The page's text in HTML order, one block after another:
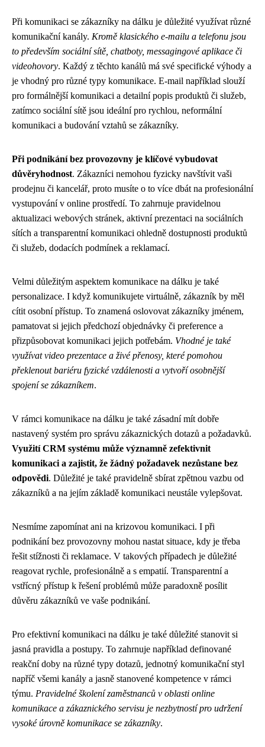
Při komunikaci se zákazníky na dálku je důležité využívat různé
komunikační kanály. Kromě klasického e-mailu a telefonu jsou
to především sociální sítě, chatboty, messagingové aplikace či
videohovory. Každý z těchto kanálů má své specifické výhody a
je vhodný pro různé typy komunikace. E-mail například slouží
pro formálnější komunikaci a detailní popis produktů či služeb,
zatímco sociální sítě jsou ideální pro rychlou, neformální
komunikaci a budování vztahů se zákazníky.
Při podnikání bez provozovny je klíčové vybudovat
důvěryhodnost. Zákazníci nemohou fyzicky navštívit vaši
prodejnu či kancelář, proto musíte o to více dbát na profesionální
vystupování v online prostředí. To zahrnuje pravidelnou
aktualizaci webových stránek, aktivní prezentaci na sociálních
sítích a transparentní komunikaci ohledně dostupnosti produktů
či služeb, dodacích podmínek a reklamací.
Velmi důležitým aspektem komunikace na dálku je také
personalizace. I když komunikujete virtuálně, zákazník by měl
cítit osobní přístup. To znamená oslovovat zákazníky jménem,
pamatovat si jejich předchozí objednávky či preference a
přizpůsobovat komunikaci jejich potřebám. Vhodné je také
využívat video prezentace a živé přenosy, které pomohou
překlenout bariéru fyzické vzdálenosti a vytvoří osobnější
spojení se zákazníkem.
V rámci komunikace na dálku je také zásadní mít dobře
nastavený systém pro správu zákaznických dotazů a požadavků.
Využití CRM systému může významně zefektivnit
komunikaci a zajistit, že žádný požadavek nezůstane bez
odpovědi. Důležité je také pravidelně sbírat zpětnou vazbu od
zákazníků a na jejím základě komunikaci neustále vylepšovat.
Nesmíme zapomínat ani na krizovou komunikaci. I při
podnikání bez provozovny mohou nastat situace, kdy je třeba
řešit stížnosti či reklamace. V takových případech je důležité
reagovat rychle, profesionálně a s empatií. Transparentní a
vstřícný přístup k řešení problémů může paradoxně posílit
důvěru zákazníků ve vaše podnikání.
Pro efektivní komunikaci na dálku je také důležité stanovit si
jasná pravidla a postupy. To zahrnuje například definované
reakční doby na různé typy dotazů, jednotný komunikační styl
napříč všemi kanály a jasně stanovené kompetence v rámci
týmu. Pravidelné školení zaměstnanců v oblasti online
komunikace a zákaznického servisu je nezbytností pro udržení
vysoké úrovně komunikace se zákazníky.